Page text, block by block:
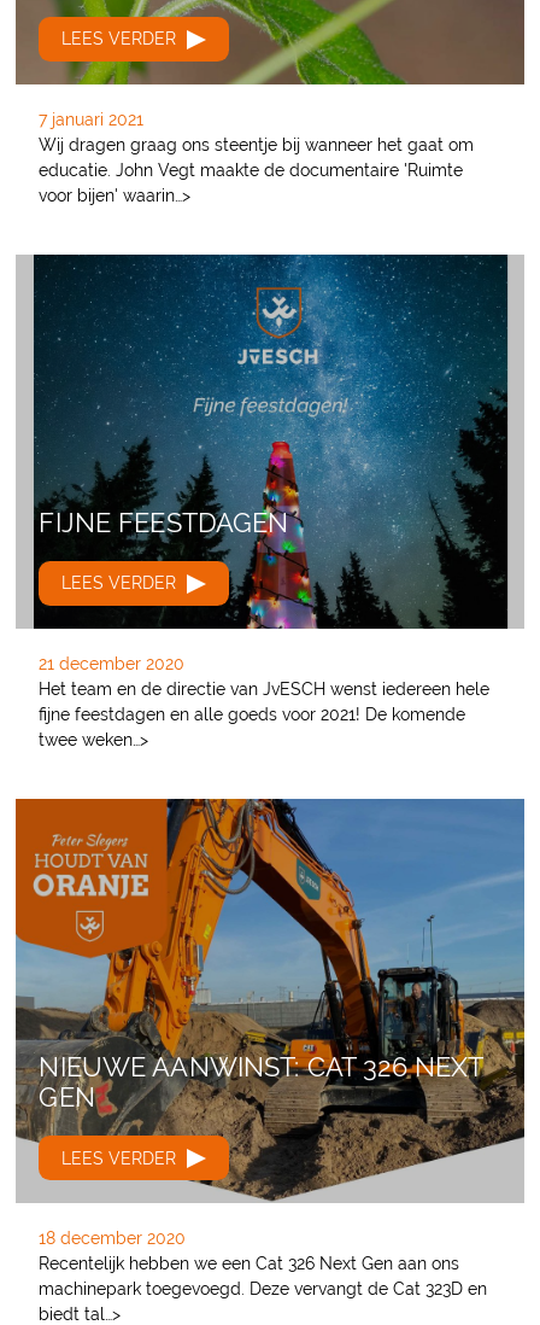
LEES VERDER
7 januari 2021
Wij dragen graag ons steentje bij wanneer het gaat om
educatie. John Vegt maakte de documentaire 'Ruimte
voor bijen' waarin…>
FIJNE FEESTDAGEN
LEES VERDER
21 december 2020
Het team en de directie van JvESCH wenst iedereen hele
fijne feestdagen en alle goeds voor 2021! De komende
twee weken…>
NIEUWE AANWINST: CAT 326 NEXT
GEN
LEES VERDER
18 december 2020
Recentelijk hebben we een Cat 326 Next Gen aan ons
machinepark toegevoegd. Deze vervangt de Cat 323D en
biedt tal…>